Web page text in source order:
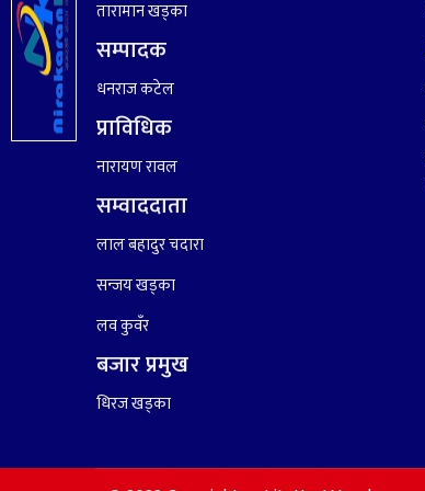
तारामान खड्का
सम्पादक
धनराज कटेल
प्राविधिक
नारायण रावल
सम्वाददाता
लाल बहादुर चदारा
सन्जय खड्का
लव कुवँर
बजार प्रमुख
धिरज खड्का